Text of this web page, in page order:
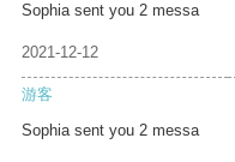
Sophia sent you 2 messa
2021-12-12
游客
Sophia sent you 2 messa